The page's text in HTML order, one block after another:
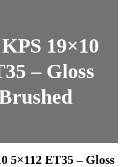
19×10
– Gloss
5×112 ET35 – Gloss